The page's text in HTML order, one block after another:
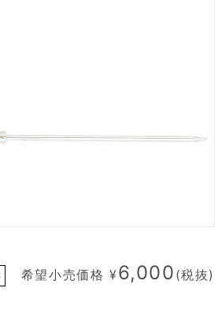
希望小売価格 ¥6,000 (税抜)